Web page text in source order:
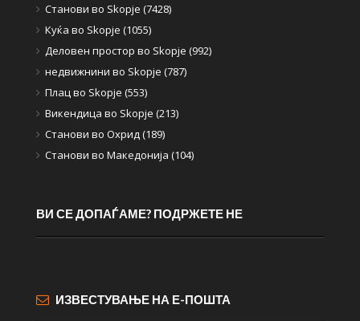
Станови во Skopje (7428)
Куќа во Skopje (1055)
Деловен простор во Skopje (992)
недвижнини во Skopje (787)
Плац во Skopje (553)
Викендица во Skopje (213)
Станови во Охрид (189)
Станови во Македонија (104)
ВИ СЕ ДОПАЃАМЕ? ПОДРЖЕТЕ НЕ
ИЗВЕСТУВАЊЕ НА Е-ПОШТА